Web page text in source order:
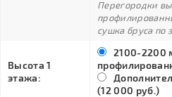
Перегородки
сушка бруса по
Высота 1
этажа:
2100-2200
(12 000 руб.)